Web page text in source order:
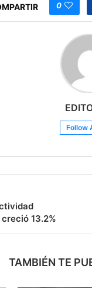
0
Follow
13.2%
TAMBIÉN TE